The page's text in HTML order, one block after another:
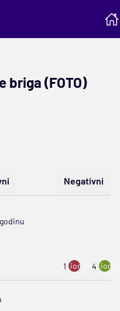
briga (FOTO)
Negativni
1 ion:minus
4